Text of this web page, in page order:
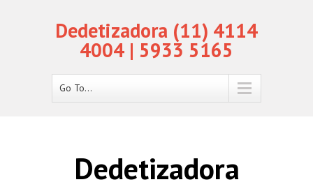
Dedetizadora (11) 4114
4004 | 5933 5165
Go To...
Dedetizadora